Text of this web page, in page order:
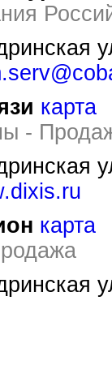
карта
-
карта